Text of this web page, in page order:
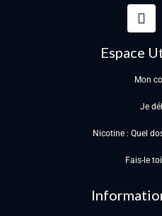
Espace
Mon
Je
Nicotine : Quel
Fais-le